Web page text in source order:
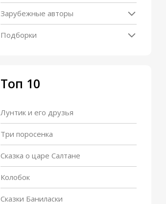
Зарубежные авторы
Подборки
Топ 10
Лунтик и его друзья
Три поросенка
Сказка о царе Салтане
Колобок
Сказки Баниласки